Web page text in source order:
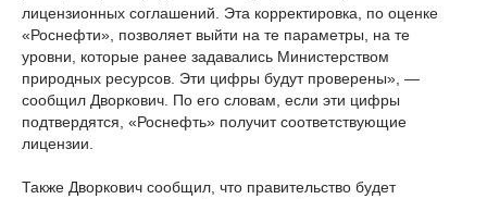
лицензионных соглашений. Эта корректировка, по оценке
«Роснефти», позволяет выйти на те параметры, на те
уровни, которые ранее задавались Министерством
природных ресурсов. Эти цифры будут проверены», —
сообщил Дворкович. По его словам, если эти цифры
подтвердятся, «Роснефть» получит соответствующие
лицензии.
Также Дворкович сообщил, что правительство будет